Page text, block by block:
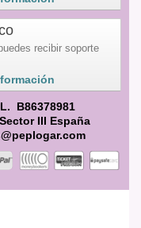
recibir soporte
B86378981
III España